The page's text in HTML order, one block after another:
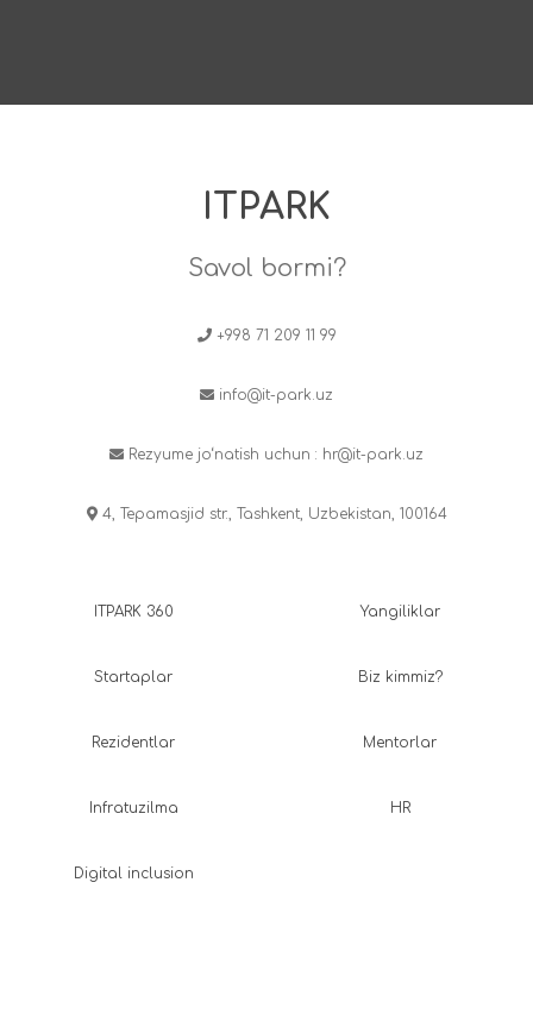
ITPARK
Savol bormi?
+998 71 209 11 99
info@it-park.uz
Rezyume jo‘natish uchun : hr@it-park.uz
4, Tepamasjid str., Tashkent, Uzbekistan, 100164
ITPARK 360
Startaplar
Rezidentlar
Infratuzilma
Digital inclusion
Yangiliklar
Biz kimmiz?
Mentorlar
HR